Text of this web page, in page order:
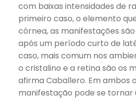
com baixas intensidades de
primeiro caso, o elemento
córnea, as manifestações
após um período curto de
caso, mais comum nos
o cristalino e a retina são os
afirma Caballero. Em ambos
manifestação pode se tornar